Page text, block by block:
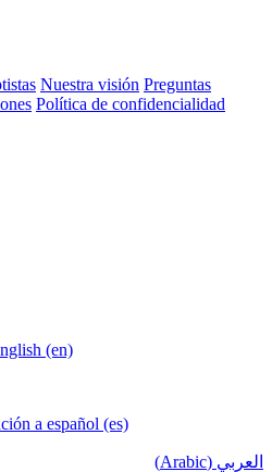
Nuestra visión Preguntas
Política de confidencialidad
(en)
a español (es)
العربي (Arabic)